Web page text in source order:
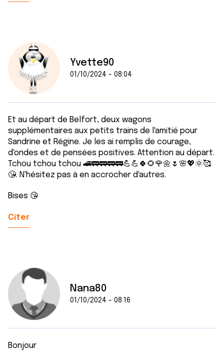
Yvette90
01/10/2024 - 08:04
Et au départ de Belfort, deux wagons
supplémentaires aux petits trains de l'amitié pour
Sandrine et Régine. Je les ai remplis de courage,
d'ondes et de pensées positives. Attention au départ.
Tchou tchou tchou 🚄🚃🚃🚃🚃💪💪🍀🌻🌹🌼🌷🌸💖🌞🥰
😘. N'hésitez pas à en accrocher d'autres.
Bises 😘
Citer
Nana80
01/10/2024 - 08:16
Bonjour